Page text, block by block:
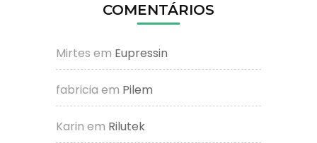
COMENTÁRIOS
Mirtes em Eupressin
fabricia em Pilem
Karin em Rilutek